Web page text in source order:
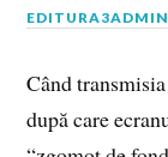
EDITURA3ADMIN
Când
după care